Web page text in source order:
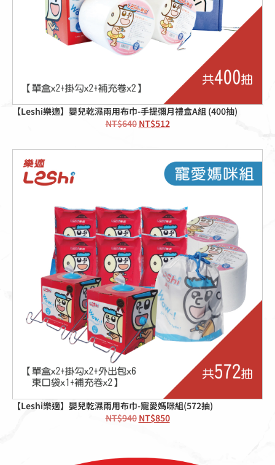
【Leshi樂適】嬰兒乾濕兩用布巾-手提彌月禮盒A組 (400抽)
NT$640 NT$512
【Leshi樂適】嬰兒乾濕兩用布巾-寵愛媽咪組(572抽)
NT$940 NT$850